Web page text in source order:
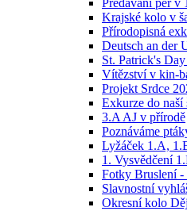
Předávání per v
Krajské kolo v
Přírodopisná
Deutsch an der
St. Patrick's
Vítězství v kin-
Projekt Srdce
Exkurze do
3.A AJ v přírodě
Poznáváme
Lyžáček 1.A,
1. Vysvědčení
Fotky Bruslení -
Slavnostní
Okresní kolo